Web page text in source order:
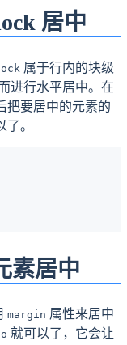
居中
属于行内的块级
进行水平居中。在
把要居中的元素的
了。
素居中
margin 属性来居中
就可以了，它会让